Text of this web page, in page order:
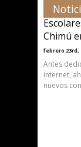
Chimú
febrero 23rd,
Antes
internet,
nuevos